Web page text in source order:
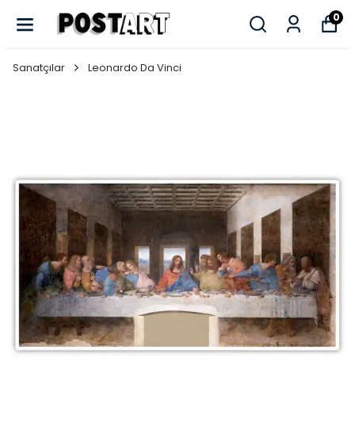
0
Sanatçılar Leonardo Da Vinci